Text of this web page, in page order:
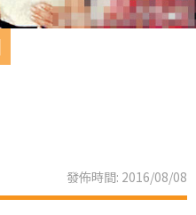
發佈時間: 2016/08/08